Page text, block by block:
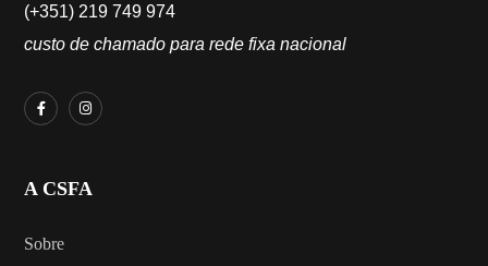
(+351) 219 749 974
custo de chamado para rede fixa nacional
A CSFA
Sobre